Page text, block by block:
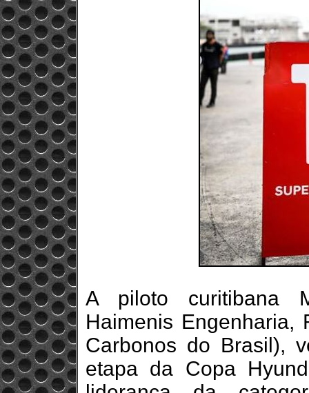
A piloto curitibana
Haimenis Engenharia,
Carbonos do Brasil),
etapa da Copa